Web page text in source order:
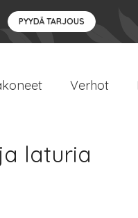
PYYDÄ TARJOUS
Verhot
laturia